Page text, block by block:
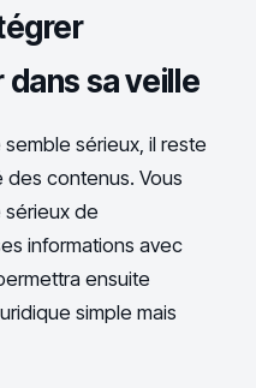
sa veille
semble sérieux, il reste
des contenus. Vous
de
informations avec
ensuite
simple mais